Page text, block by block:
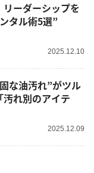
ーダーシップを
タル術5選”
2025.12.10
な油汚れ”がツル
れ別のアイテ
2025.12.09